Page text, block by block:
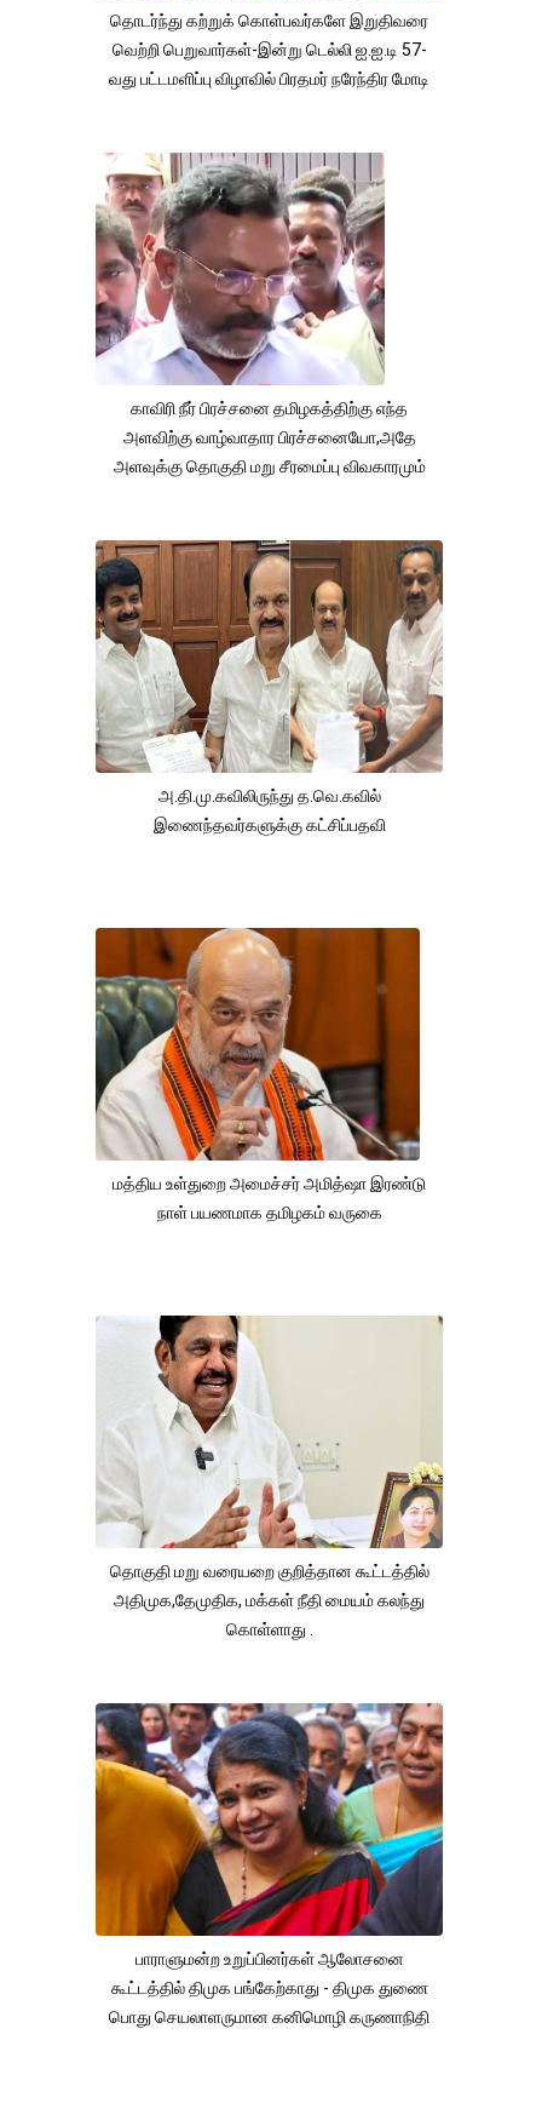
தொடர்ந்து கற்றுக் கொள்பவர்களே இறுதிவரை
வெற்றி பெறுவார்கள்-இன்று டெல்லி ஐ.ஐ.டி 57-
வது பட்டமளிப்பு விழாவில் பிரதமர் நரேந்திர மோடி
காவிரி நீர் பிரச்சனை தமிழகத்திற்கு எந்த
அளவிற்கு வாழ்வாதார பிரச்சனையோ,அதே
அளவுக்கு தொகுதி மறு சீரமைப்பு விவகாரமும்
அ.தி.மு.கவிலிருந்து த.வெ.கவில்
இணைந்தவர்களுக்கு கட்சிப்பதவி
மத்திய உள்துறை அமைச்சர் அமித்ஷா இரண்டு
நாள் பயணமாக தமிழகம் வருகை
தொகுதி மறு வரையறை குறித்தான கூட்டத்தில்
அதிமுக,தேமுதிக, மக்கள் நீதி மையம் கலந்து
கொள்ளாது .
பாராளுமன்ற உறுப்பினர்கள் ஆலோசனை
கூட்டத்தில் திமுக பங்கேற்காது - திமுக துணை
பொது செயலாளருமான கனிமொழி கருணாநிதி